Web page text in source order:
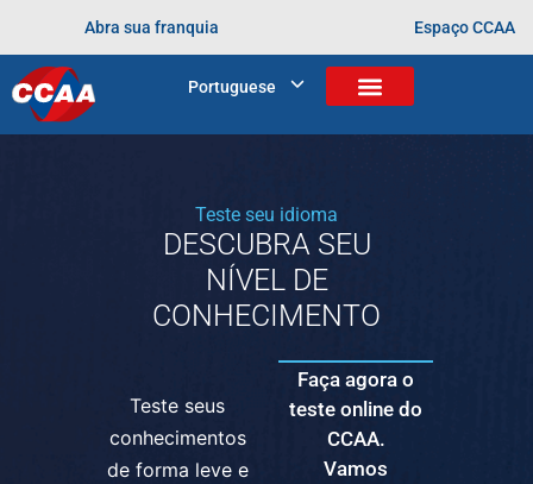
Abra sua franquia Espaço CCAA
Portuguese
“Hoje eu sou só gratidão ao CCAA por me permitir me
comunicar melhor com o mundo. O inglês permite essa
comunicação universal.”
Marcado
Teste seu idioma
DESCUBRA SEU
NÍVEL DE
CONHECIMENTO
Teste seus
conhecimentos
de forma leve e
Faça agora o
teste online do
CCAA.
Vamos